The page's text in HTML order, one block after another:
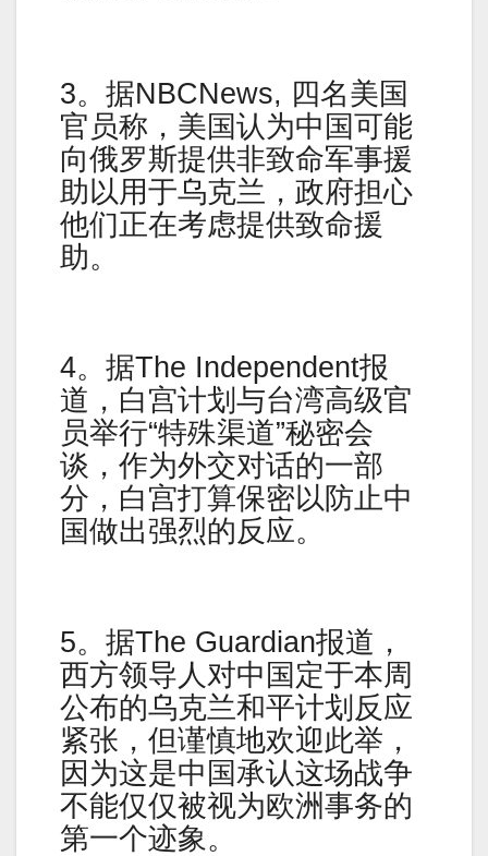
3。据NBCNews, 四名美国
官员称，美国认为中国可能
向俄罗斯提供非致命军事援
助以用于乌克兰，政府担心
他们正在考虑提供致命援
助。
4。据The Independent报
道，白宫计划与台湾高级官
员举行“特殊渠道”秘密会
谈，作为外交对话的一部
分，白宫打算保密以防止中
国做出强烈的反应。
5。据The Guardian报道，
西方领导人对中国定于本周
公布的乌克兰和平计划反应
紧张，但谨慎地欢迎此举，
因为这是中国承认这场战争
不能仅仅被视为欧洲事务的
第一个迹象。